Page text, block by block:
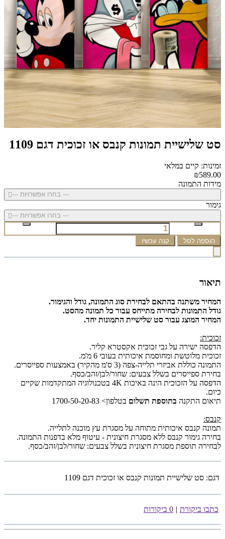
סט שלישיית תמונות קנבס או זכוכית דגם 1109
זמינות: קיים במלאי
₪589.00
מידות התמונה
--- בחרו אפשרויות ---
גימור
--- בחרו אפשרויות ---
הוספה לסל קנה עכשיו
תיאור
המחיר משתנה בהתאם לבחירת סוג התמונה, גודל והגימור.
גודל התמונות לבחירה מתייחס עבור כל תמונה מהסט.
המחיר המוצג עבור סט שלישיית התמונות יחד.
זכוכית:
הדפסה ישירה על גבי זכוכית אקסטרא קליר.
זכוכית מלוטשת ומחוסמת איכותית בעובי 6 מ'מ.
התמונה כוללת אביזרי תלייה-צפה (3 ס'מ מהקיר) באמצעות ספייסרים.
בחירת ספייסרים בשלל צבעים: שחור/לבן/זהב/כסף.
הדפסה על הזכוכית הינה באיכות 4K בטכנולוגיה המתקדמות שקיים
כיום.
תיאום התקנה בתוספת תשלום בטלפון> 1700-50-20-83
קנבס:
תמונה קנבס איכותית מתוחה על מסגרת עץ מוכנה לתלייה.
בחירה גימור קנבס ללא מסגרת חיצונית - עיטוף מלא בדפנות התמונה.
לבחירה תוספת מסגרת חיצונית בשלל צבעים: שחור/לבן/זהב/כסף.
דגם: סט שלישיית תמונות קנבס או זכוכית דגם 1109
כתבו ביקורת | 0 ביקורות